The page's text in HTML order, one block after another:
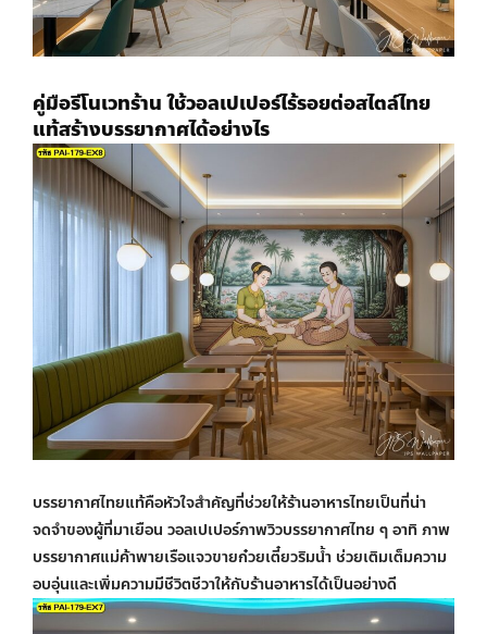
คู่มือรีโนเวทร้าน ใช้วอลเปเปอร์ไร้รอยต่อสไตล์ไทย
แท้สร้างบรรยากาศได้อย่างไร
บรรยากาศไทยแท้คือหัวใจสำคัญที่ช่วยให้ร้านอาหารไทยเป็นที่น่า
จดจำของผู้ที่มาเยือน วอลเปเปอร์ภาพวิวบรรยากาศไทย ๆ อาทิ ภาพ
บรรยากาศแม่ค้าพายเรือแจวขายก๋วยเตี๋ยวริมน้ำ ช่วยเติมเต็มความ
อบอุ่นและเพิ่มความมีชีวิตชีวาให้กับร้านอาหารได้เป็นอย่างดี